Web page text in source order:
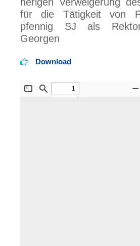
für die Tätigkeit von
pfennig SJ als
Georgen
Download